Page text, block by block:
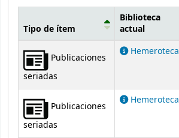
Tipo de ítem
Biblioteca
actual
Publicaciones
seriadas
Hemeroteca
Publicaciones
seriadas
Hemeroteca